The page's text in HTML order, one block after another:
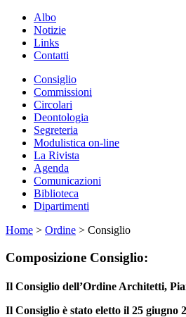
Albo
Notizie
Links
Contatti
Consiglio
Commissioni
Circolari
Deontologia
Segreteria
Modulistica on-line
La Rivista
Agenda
Comunicazioni
Biblioteca
Dipartimenti
Home > Ordine > Consiglio
Composizione Consiglio:
Il Consiglio dell’Ordine Architetti,
Il Consiglio è stato eletto il 25 giugno